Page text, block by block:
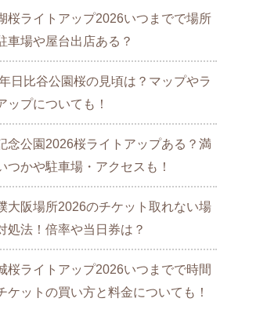
桜ライトアップ2026いつまでで場所
車場や屋台出店ある？
日比谷公園桜の見頃は？マップやラ
ップについても！
念公園2026桜ライトアップある？満
つかや駐車場・アクセスも！
大阪場所2026のチケット取れない場
処法！倍率や当日券は？
桜ライトアップ2026いつまでで時間
ケットの買い方と料金についても！